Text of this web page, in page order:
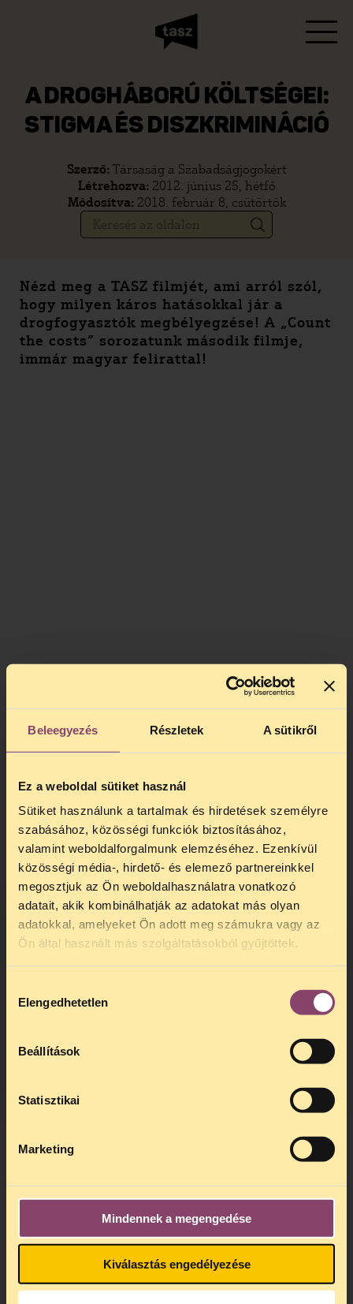
Beleegyezés Részletek A sütikről
Ez a weboldal sütiket használ
Sütiket használunk a tartalmak és hirdetések személyre
szabásához, közösségi funkciók biztosításához,
valamint weboldalforgalmunk elemzéséhez. Ezenkívül
közösségi média-, hirdető- és elemező partnereinkkel
megosztjuk az Ön weboldalhasználatra vonatkozó
adatait, akik kombinálhatják az adatokat más olyan
adatokkal, amelyeket Ön adott meg számukra vagy az
Ön által használt más szolgáltatásokból gyűjtöttek.
kiválasztása
Elengedhetetlen
Beállítások
Statisztikai
Marketing
Mindennek a megengedése
Kiválasztás engedélyezése
A DROGHÁBORÚ KÖLTSÉGEI:
STIGMA ÉS DISZKRIMINÁCIÓ
Szerző: Társaság a Szabadságjogokért
Létrehozva: 2012. június 25, hétfő
Módosítva: 2018. február 8, csütörtök
Nézd meg a TASZ filmjét, ami arról szól,
hogy milyen káros hatásokkal jár a
drogfogyasztók megbélyegzése! A „Count
the costs” sorozatunk második filmje,
immár magyar felirattal!
A "cc" gombra kattintva tudod
bekapcsolni a magyar feliratot
TELEFONOS JOGSEGÉLY
SZÜNET!
hogytelefonos jogsegélyünk július 27 és
kedden, 13 és 15 óra között lesz
alatt is elér minket.